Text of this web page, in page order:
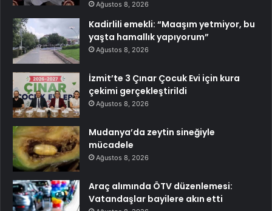
Ağustos 8, 2026
Kadirlili emekli: “Maaşım yetmiyor, bu
yaşta hamallık yapıyorum”
Ağustos 8, 2026
İzmit’te 3 Çınar Çocuk Evi için kura
çekimi gerçekleştirildi
Ağustos 8, 2026
Mudanya’da zeytin sineğiyle
mücadele
Ağustos 8, 2026
Araç alımında ÖTV düzenlemesi:
Vatandaşlar bayilere akın etti